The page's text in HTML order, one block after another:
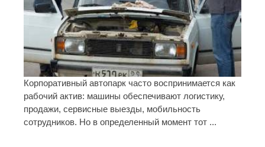
Корпоративный автопарк часто воспринимается как
рабочий актив: машины обеспечивают логистику,
продажи, сервисные выезды, мобильность
сотрудников. Но в определенный момент тот ...